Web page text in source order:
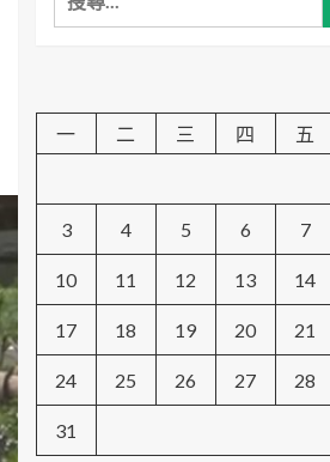
尋
字:
一
二 三 四 五
3 4 5 6 7
10 11 12 13 14
17 18 19 20 21
24 25 26 27 28
31